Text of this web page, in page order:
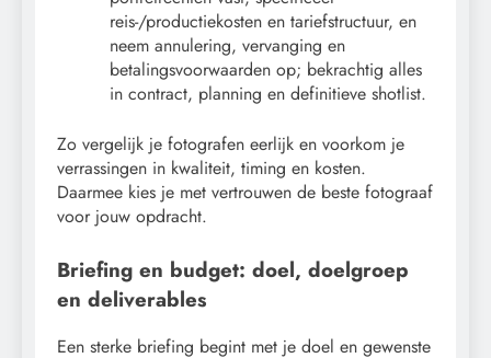
reis-/productiekosten en tariefstructuur, en
neem annulering, vervanging en
betalingsvoorwaarden op; bekrachtig alles
in contract, planning en definitieve shotlist.
Zo vergelijk je fotografen eerlijk en voorkom je
verrassingen in kwaliteit, timing en kosten.
Daarmee kies je met vertrouwen de beste fotograaf
voor jouw opdracht.
Briefing en budget: doel, doelgroep
en deliverables
Een sterke briefing begint met je doel en gewenste